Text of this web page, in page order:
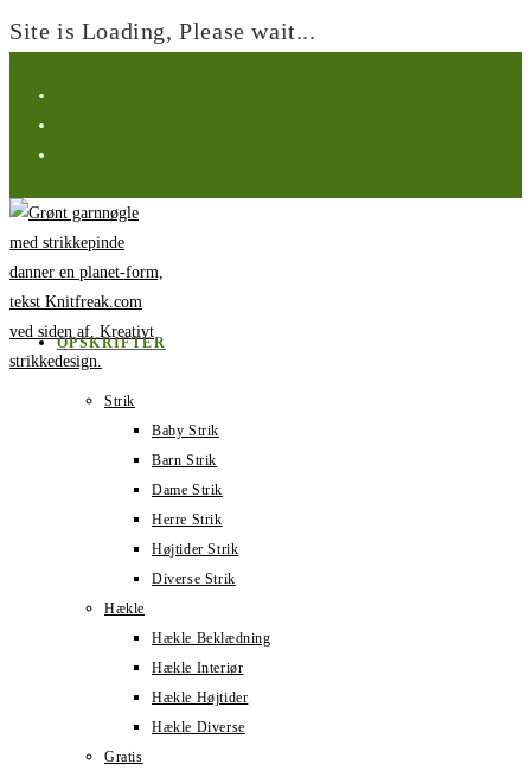
Site is Loading, Please wait...
indhold
OPSKRIFTER
Strik
Baby Strik
Barn Strik
Dame Strik
Herre Strik
Højtider Strik
Diverse Strik
Hækle
Hækle Beklædning
Hækle Interiør
Hækle Højtider
Hækle Diverse
Gratis